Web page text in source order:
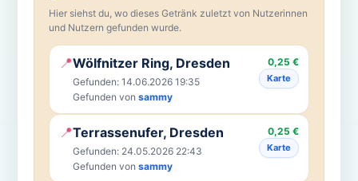
Hier siehst du, wo dieses Getränk zuletzt von Nutzerinnen
und Nutzern gefunden wurde.
📍Wölfnitzer Ring, Dresden
Gefunden: 14.06.2026 19:35
Gefunden von sammy
0,25 €
Karte
📍Terrassenufer, Dresden
Gefunden: 24.05.2026 22:43
Gefunden von sammy
0,25 €
Karte